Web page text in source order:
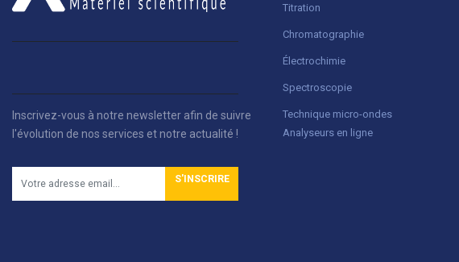
Inscrivez-vous à notre newsletter afin de suivre
l'évolution de nos services et notre actualité !
S'INSCRIRE
Titration
Chromatographie
Électrochimie
Spectroscopie
Technique micro-ondes
Analyseurs en ligne